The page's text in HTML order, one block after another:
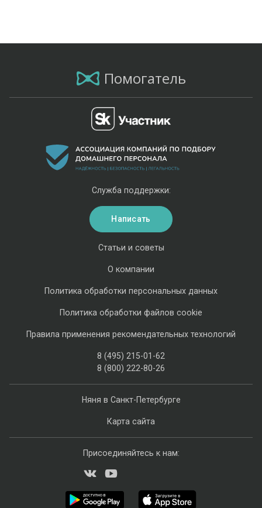
Помогатель
Няня в Санкт-Петербурге
Карта сайта
Статьи и советы
О компании
Политика обработки персональных данных
Политика обработки файлов cookie
Правила применения рекомендательных технологий
8 (495) 215-01-62
8 (800) 222-80-26
Служба поддержки:
Написать
Присоединяйтесь к нам: